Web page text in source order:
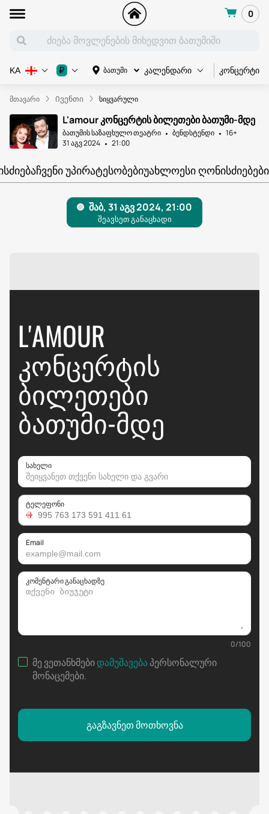
0
ბათუმი კალენდარი კონცერტი
KA ₽
მთავარი Ივენთი სიყვარული
L'amour კონცერტის ბილეთები ბათუმი-მდე
ბათუმის საზაფხულო თეატრი ბენდსტენდი
16+
31 აგვ 2024
21:00
ᲩᲕᲔᲜᲘ ᲣᲞᲘᲠᲐᲢᲔᲡᲝᲑᲔᲑᲘᲣᲐᲮᲚᲝᲔᲡᲘ ᲦᲝᲜᲘᲡᲫᲘᲔᲑᲔᲑᲘ
L'AMOUR
ᲙᲝᲜᲪᲔᲠᲢᲘᲡ
ᲑᲘᲚᲔᲗᲔᲑᲘ
ᲑᲐᲗᲣᲛᲘ-ᲛᲓᲔ
სახელი
ტელეფონი
Email
კომენტარი განაცხადზე
0/100
მე ვეთანხმებიდამუშავებაპერსონალური
მონაცემები.
გაგზავნეთ მოთხოვნა